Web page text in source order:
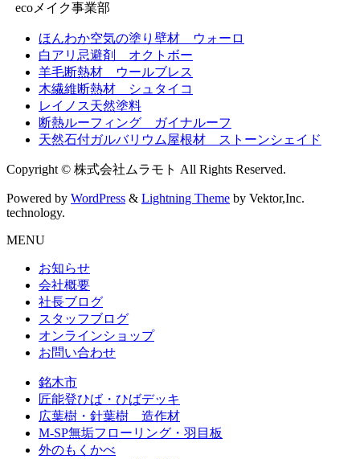
ecoメイク事業部
ほんわか空気の塗り壁材 ウォーロ
白アリ忌避剤 オクトボー
羊毛断熱材 ウールブレス
木繊維断熱材 シュタイコ
レイノス天然塗料
断熱ルーフィング ガイナルーフ
天然石付ガルバリウム屋根材 ストーンシェイド
Copyright © 株式会社ムラモト All Rights Reserved.
Powered by WordPress & Lightning Theme by Vektor,Inc.
technology.
MENU
お知らせ
会社概要
社長ブログ
スタッフブログ
オンラインショップ
お問い合わせ
銘木市
匠能登ひば・ひばデッキ
広葉樹・針葉樹 造作材
M-SP無垢フローリング・羽目板
外のもくかべ